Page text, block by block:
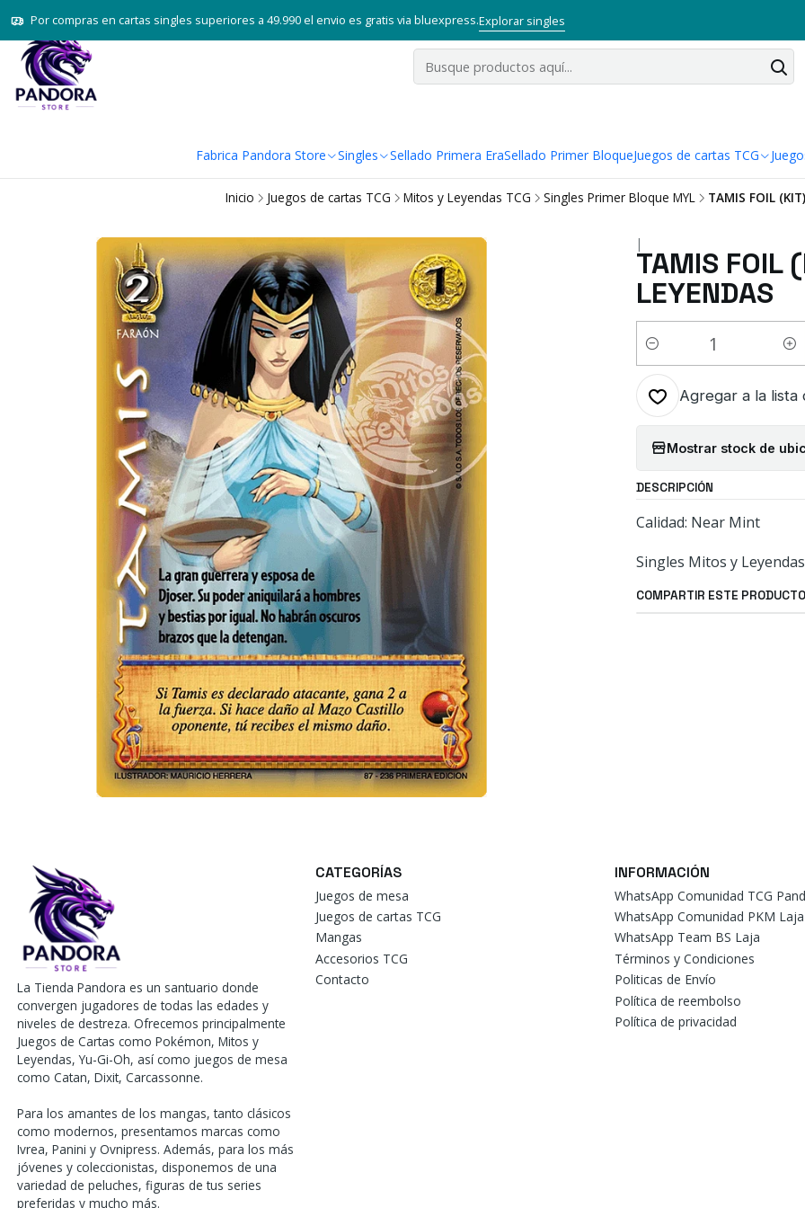
Fabrica Pandora Store Singles Sellado Primera EraSellado Primer BloqueJuegos de cartas TCG
Por compras en cartas singles superiores a 49.990 el envio es gratis via bluexpress.Explorar singles
Inicio Juegos de cartas TCG Mitos y Leyendas TCG Singles Primer Bloque MYL TAMIS FOIL
|
TAMIS FOIL
LEYENDAS
Cantidad
Agregar a la lista
Mostrar stock de
DESCRIPCIÓN
Calidad: Near Mint
Singles Mitos y Leyendas
COMPARTIR ESTE PRODUCTO
La Tienda Pandora es un santuario donde
convergen jugadores de todas las edades y
niveles de destreza. Ofrecemos principalmente
Juegos de Cartas como Pokémon, Mitos y
Leyendas, Yu-Gi-Oh, así como juegos de mesa
como Catan, Dixit, Carcassonne.
Para los amantes de los mangas, tanto clásicos
como modernos, presentamos marcas como
Ivrea, Panini y Ovnipress. Además, para los más
jóvenes y coleccionistas, disponemos de una
variedad de peluches, figuras de tus series
preferidas y mucho más.
CATEGORÍAS
Juegos de mesa
Juegos de cartas TCG
Mangas
Accesorios TCG
Contacto
INFORMACIÓN
WhatsApp Comunidad TCG
WhatsApp Comunidad PKM Laja
WhatsApp Team BS Laja
Términos y Condiciones
Politicas de Envío
Política de reembolso
Política de privacidad